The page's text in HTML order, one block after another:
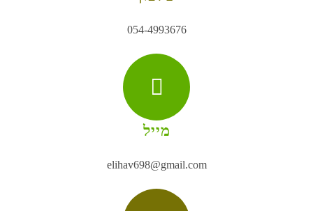
054-4993676
מייל
elihav698@gmail.com